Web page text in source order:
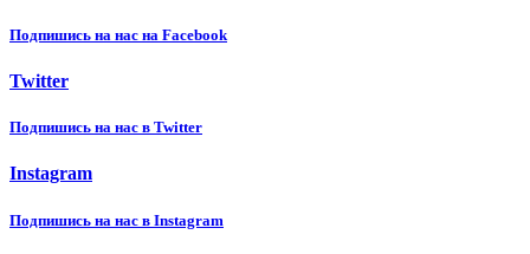
Подпишиcь на нас на Facebook
Twitter
Подпишиcь на нас в Twitter
Instagram
Подпишиcь на нас в Instagram